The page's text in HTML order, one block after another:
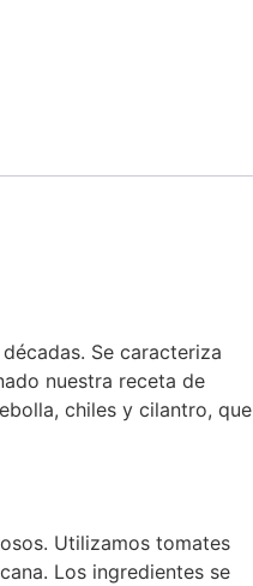
Se caracteriza
nuestra receta de
chiles y cilantro, que
Utilizamos tomates
Los ingredientes se